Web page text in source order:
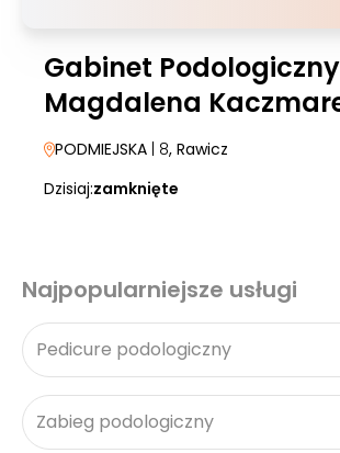
Gabinet Podologiczny
Magdalena
PODMIEJSKA | 8, Rawicz
Dzisiaj:zamknięte
Najpopularniejsze usługi
Pedicure podologiczny
Zabieg podologiczny